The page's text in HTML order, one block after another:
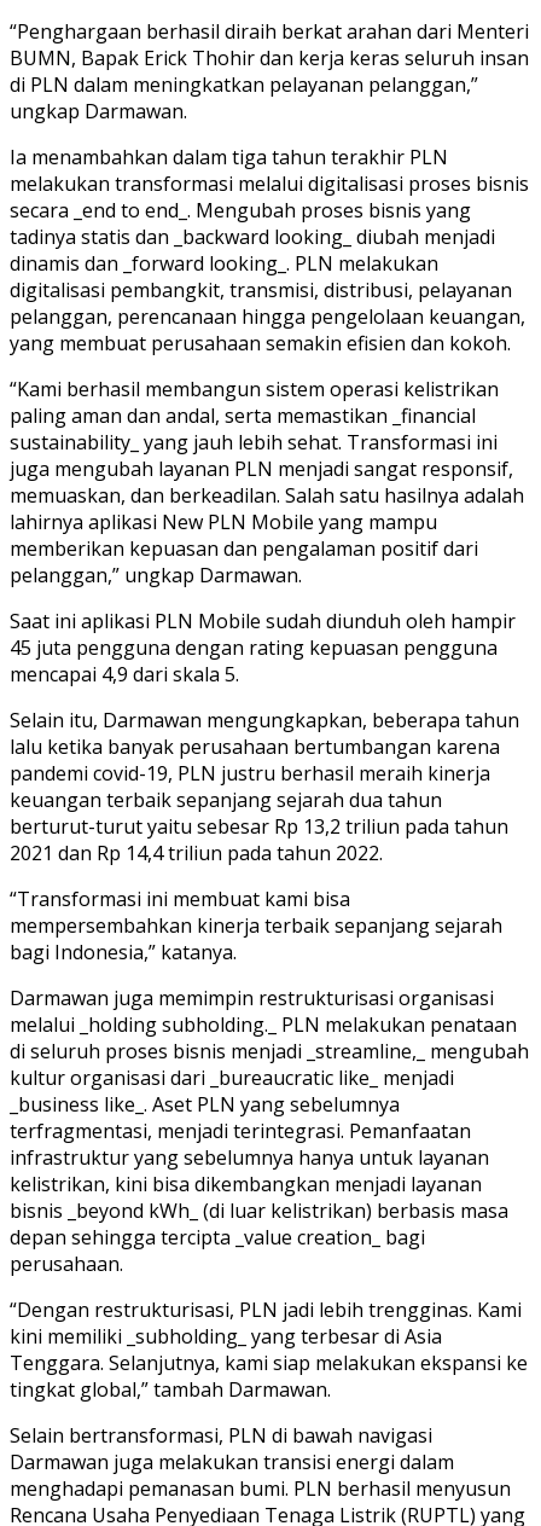
“Penghargaan berhasil diraih berkat arahan dari Menteri
BUMN, Bapak Erick Thohir dan kerja keras seluruh insan
di PLN dalam meningkatkan pelayanan pelanggan,”
ungkap Darmawan.
Ia menambahkan dalam tiga tahun terakhir PLN
melakukan transformasi melalui digitalisasi proses bisnis
secara _end to end_. Mengubah proses bisnis yang
tadinya statis dan _backward looking_ diubah menjadi
dinamis dan _forward looking_. PLN melakukan
digitalisasi pembangkit, transmisi, distribusi, pelayanan
pelanggan, perencanaan hingga pengelolaan keuangan,
yang membuat perusahaan semakin efisien dan kokoh.
“Kami berhasil membangun sistem operasi kelistrikan
paling aman dan andal, serta memastikan _financial
sustainability_ yang jauh lebih sehat. Transformasi ini
juga mengubah layanan PLN menjadi sangat responsif,
memuaskan, dan berkeadilan. Salah satu hasilnya adalah
lahirnya aplikasi New PLN Mobile yang mampu
memberikan kepuasan dan pengalaman positif dari
pelanggan,” ungkap Darmawan.
Saat ini aplikasi PLN Mobile sudah diunduh oleh hampir
45 juta pengguna dengan rating kepuasan pengguna
mencapai 4,9 dari skala 5.
Selain itu, Darmawan mengungkapkan, beberapa tahun
lalu ketika banyak perusahaan bertumbangan karena
pandemi covid-19, PLN justru berhasil meraih kinerja
keuangan terbaik sepanjang sejarah dua tahun
berturut-turut yaitu sebesar Rp 13,2 triliun pada tahun
2021 dan Rp 14,4 triliun pada tahun 2022.
“Transformasi ini membuat kami bisa
mempersembahkan kinerja terbaik sepanjang sejarah
bagi Indonesia,” katanya.
Darmawan juga memimpin restrukturisasi organisasi
melalui _holding subholding._ PLN melakukan penataan
di seluruh proses bisnis menjadi _streamline,_ mengubah
kultur organisasi dari _bureaucratic like_ menjadi
_business like_. Aset PLN yang sebelumnya
terfragmentasi, menjadi terintegrasi. Pemanfaatan
infrastruktur yang sebelumnya hanya untuk layanan
kelistrikan, kini bisa dikembangkan menjadi layanan
bisnis _beyond kWh_ (di luar kelistrikan) berbasis masa
depan sehingga tercipta _value creation_ bagi
perusahaan.
“Dengan restrukturisasi, PLN jadi lebih trengginas. Kami
kini memiliki _subholding_ yang terbesar di Asia
Tenggara. Selanjutnya, kami siap melakukan ekspansi ke
tingkat global,” tambah Darmawan.
Selain bertransformasi, PLN di bawah navigasi
Darmawan juga melakukan transisi energi dalam
menghadapi pemanasan bumi. PLN berhasil menyusun
Rencana Usaha Penyediaan Tenaga Listrik (RUPTL) yang